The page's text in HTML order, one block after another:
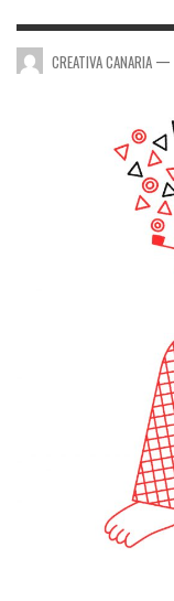
CREATIVA CANARIA —